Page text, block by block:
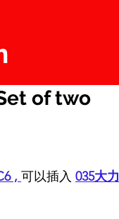
of two
, 可以插入 035大力